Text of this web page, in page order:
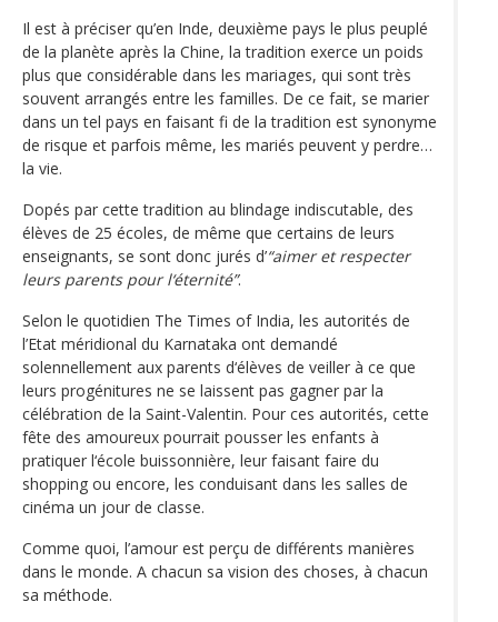
Il est à préciser qu’en Inde, deuxième pays le plus peuplé
de la planète après la Chine, la tradition exerce un poids
plus que considérable dans les mariages, qui sont très
souvent arrangés entre les familles. De ce fait, se marier
dans un tel pays en faisant fi de la tradition est synonyme
de risque et parfois même, les mariés peuvent y perdre…
la vie.
Dopés par cette tradition au blindage indiscutable, des
élèves de 25 écoles, de même que certains de leurs
enseignants, se sont donc jurés d’“aimer et respecter
leurs parents pour l‘éternité”.
Selon le quotidien The Times of India, les autorités de
l’Etat méridional du Karnataka ont demandé
solennellement aux parents d‘élèves de veiller à ce que
leurs progénitures ne se laissent pas gagner par la
célébration de la Saint-Valentin. Pour ces autorités, cette
fête des amoureux pourrait pousser les enfants à
pratiquer l‘école buissonnière, leur faisant faire du
shopping ou encore, les conduisant dans les salles de
cinéma un jour de classe.
Comme quoi, l’amour est perçu de différents manières
dans le monde. A chacun sa vision des choses, à chacun
sa méthode.